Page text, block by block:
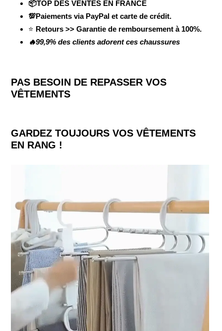
📦TOP DES VENTES EN FRANCE
💯Paiements via PayPal et carte de crédit.
⭐ Retours >> Garantie de remboursement à 100%.
🔥99,9% des clients adorent ces chaussures
PAS BESOIN DE REPASSER VOS
VÊTEMENTS
GARDEZ TOUJOURS VOS VÊTEMENTS
EN RANG !